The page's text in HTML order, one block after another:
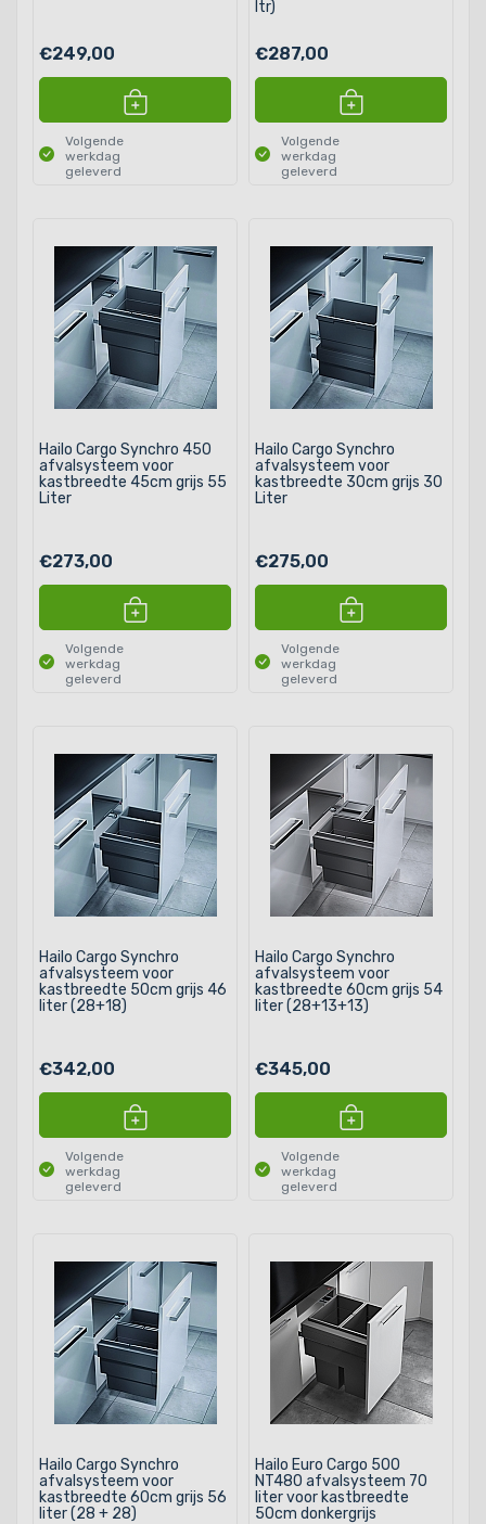
€249,00
Volgende
werkdag
geleverd
ltr)
€287,00
Volgende
werkdag
geleverd
Hailo Cargo Synchro 450
afvalsysteem voor
kastbreedte 45cm grijs 55
Liter
€273,00
Volgende
werkdag
geleverd
Hailo Cargo Synchro
afvalsysteem voor
kastbreedte 30cm grijs 30
Liter
€275,00
Volgende
werkdag
geleverd
Hailo Cargo Synchro
afvalsysteem voor
kastbreedte 50cm grijs 46
liter (28+18)
€342,00
Volgende
werkdag
geleverd
Hailo Cargo Synchro
afvalsysteem voor
kastbreedte 60cm grijs 54
liter (28+13+13)
€345,00
Volgende
werkdag
geleverd
Hailo Cargo Synchro
afvalsysteem voor
kastbreedte 60cm grijs 56
liter (28 + 28)
Hailo Euro Cargo 500
NT480 afvalsysteem 70
liter voor kastbreedte
50cm donkergrijs